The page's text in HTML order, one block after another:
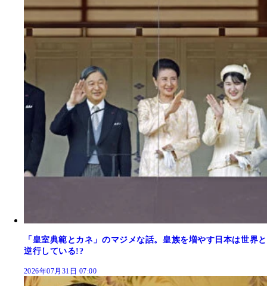
「皇室典範とカネ」のマジメな話。皇族を増やす日本は世界と
逆行している!?
2026年07月31日 07:00